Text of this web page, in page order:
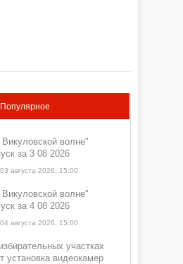
Популярное
волне"
за 3 08 2026
03 августа 2026, 15:00
волне"
за 4 08 2026
04 августа 2026, 15:00
участках
установка видеокамер